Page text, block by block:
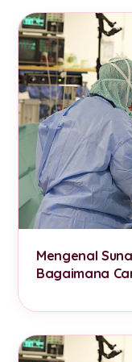
Mengenal
Bagaimana